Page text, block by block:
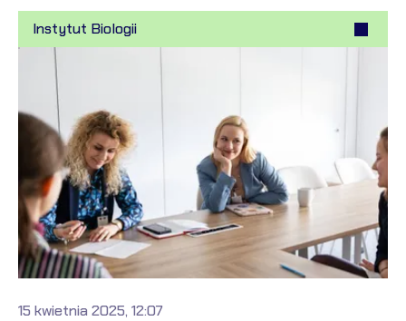
Instytut Biologii
15 kwietnia 2025, 12:07